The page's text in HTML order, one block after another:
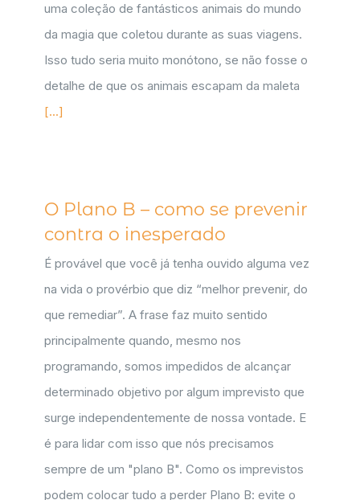
uma coleção de fantásticos animais do mundo
da magia que coletou durante as suas viagens.
Isso tudo seria muito monótono, se não fosse o
detalhe de que os animais escapam da maleta
[...]
O Plano B – como se prevenir
contra o inesperado
É provável que você já tenha ouvido alguma vez
na vida o provérbio que diz “melhor prevenir, do
que remediar”. A frase faz muito sentido
principalmente quando, mesmo nos
programando, somos impedidos de alcançar
determinado objetivo por algum imprevisto que
surge independentemente de nossa vontade. E
é para lidar com isso que nós precisamos
sempre de um "plano B". Como os imprevistos
podem colocar tudo a perder Plano B: evite o